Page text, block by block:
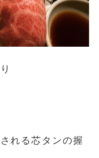
れる芯タンの握